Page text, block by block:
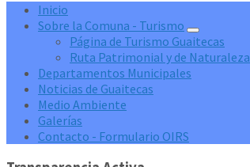
Inicio
Sobre la Comuna - Turismo
Página de Turismo Guaitecas
Ruta Patrimonial y de Naturaleza
Departamentos Municipales
Noticias de Guaitecas
Medio Ambiente
Galerías
Contacto - Formulario OIRS